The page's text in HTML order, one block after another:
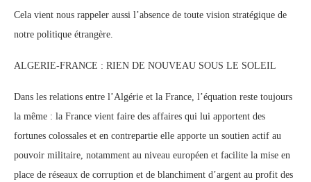
Cela vient nous rappeler aussi l’absence de toute vision stratégique de
notre politique étrangère.
ALGERIE-FRANCE : RIEN DE NOUVEAU SOUS LE SOLEIL
Dans les relations entre l’Algérie et la France, l’équation reste toujours
la même : la France vient faire des affaires qui lui apportent des
fortunes colossales et en contrepartie elle apporte un soutien actif au
pouvoir militaire, notamment au niveau européen et facilite la mise en
place de réseaux de corruption et de blanchiment d’argent au profit des